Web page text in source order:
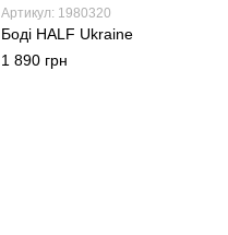
Артикул: 1980320
Боді HALF Ukraine
1 890 грн